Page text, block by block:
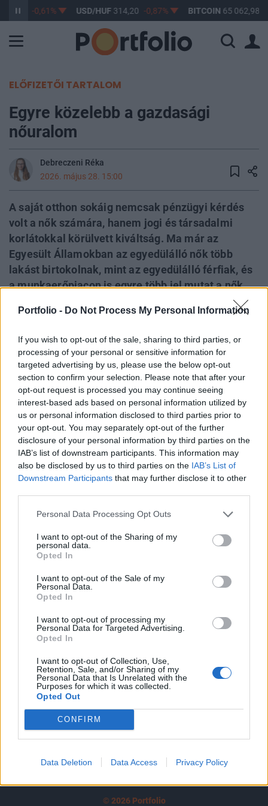
Portfolio - Do Not Process My Personal Information
If you wish to opt-out of the sale, sharing to third parties, or
processing of your personal or sensitive information for
targeted advertising by us, please use the below opt-out
section to confirm your selection. Please note that after your
opt-out request is processed you may continue seeing
interest-based ads based on personal information utilized by
us or personal information disclosed to third parties prior to
your opt-out. You may separately opt-out of the further
disclosure of your personal information by third parties on the
IAB’s list of downstream participants. This information may
also be disclosed by us to third parties on the IAB’s List of
Downstream Participants that may further disclose it to other
Personal Data Processing Opt Outs
I want to opt-out of the Sharing of my
personal data.
Opted In
I want to opt-out of the Sale of my
Personal Data.
Opted In
I want to opt-out of processing my
Personal Data for Targeted Advertising.
Opted In
I want to opt-out of Collection, Use,
Retention, Sale, and/or Sharing of my
Personal Data that Is Unrelated with the
Purposes for which it was collected.
Opted Out
CONFIRM
Data Deletion Data Access Privacy Policy
-0,61% USD/HUF314,20 -0,87% BITCOIN 65 062,98
ELŐFIZETŐI TARTALOM
Egyre közelebb a gazdasági
nőuralom
Debreczeni Réka
2026. május 28. 15:00
A saját otthon sokáig nemcsak pénzügyi kérdés
volt a nők számára, hanem jogi és társadalmi
korlátokkal körülvett kiváltság. Ma már az
Egyesült Államokban az egyedülálló nők több
lakást birtokolnak, mint az egyedülálló férfiak, és
a munkaerőpiacon is egyre több jel mutat a nők
pillantásra úgy tűnhet, hogy az amerikai
alatt továbbra sem éppen az egyenlőség
diadalmenete látszik.
Future of Construction 2026Új fejezet az építőiparban!
Szakma, networking, hatékonyság és minden, ami átírja az
eddigi szabályokat!Információ és jelentkezésNem is volt
annyira régen, hogy a nők számára megnyílt a komoly
korlátozások nélküli lakáshitel-felvétel lehetősége. A 70-es
évek elején a bank még simán elutasíthatott egy
hitelkérelmet csak azért, mert egyedülálló...
KEDVES OLVASÓNK!
A keresett cikk a portfolio.hu hírarchívumához
tartozik, melynek olvasása előfizetéses
Az előfizetés a következőket tartalmazza:
Portfolio.hu teljes cikkarchívum
Kötéslisták: BÉT elmúlt 2 év napon belüli
kötéslistái
Előfizetés
MÁR ELŐFIZETŐNK VAGY?BEJELENTKEZÉS
© 2026 Portfolio